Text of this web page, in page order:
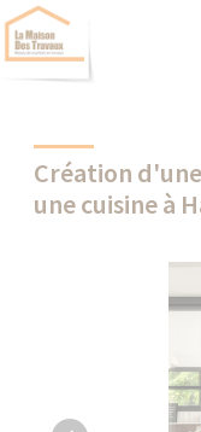
Création
une cuisine à